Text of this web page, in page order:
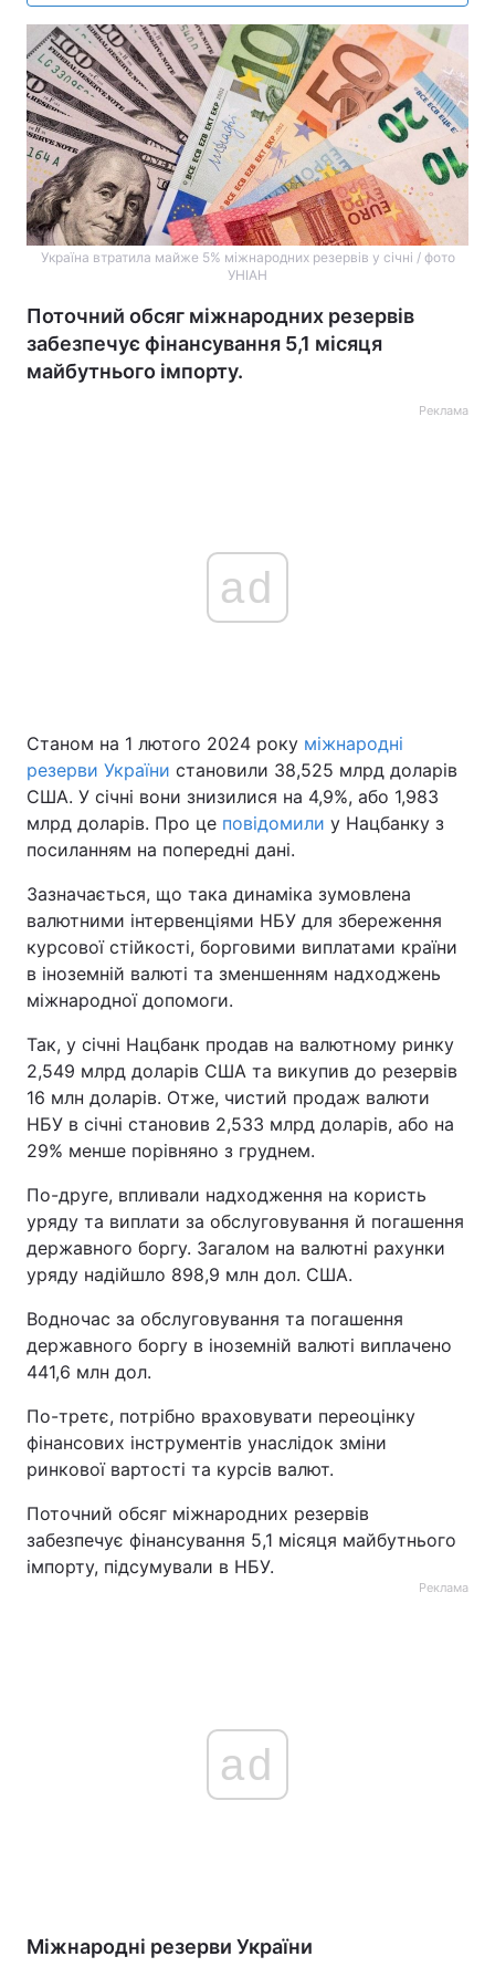
Україна втратила майже 5% міжнародних резервів у січні / фото
УНІАН
Поточний обсяг міжнародних резервів
забезпечує фінансування 5,1 місяця
майбутнього імпорту.
Реклама
ad
Станом на 1 лютого 2024 року міжнародні
резерви України становили 38,525 млрд доларів
США. У січні вони знизилися на 4,9%, або 1,983
млрд доларів. Про це повідомили у Нацбанку з
посиланням на попередні дані.
Зазначається, що така динаміка зумовлена
валютними інтервенціями НБУ для збереження
курсової стійкості, борговими виплатами країни
в іноземній валюті та зменшенням надходжень
міжнародної допомоги.
Так, у січні Нацбанк продав на валютному ринку
2,549 млрд доларів США та викупив до резервів
16 млн доларів. Отже, чистий продаж валюти
НБУ в січні становив 2,533 млрд доларів, або на
29% менше порівняно з груднем.
По-друге, впливали надходження на користь
уряду та виплати за обслуговування й погашення
державного боргу. Загалом на валютні рахунки
уряду надійшло 898,9 млн дол. США.
Водночас за обслуговування та погашення
державного боргу в іноземній валюті виплачено
441,6 млн дол.
По-третє, потрібно враховувати переоцінку
фінансових інструментів унаслідок зміни
ринкової вартості та курсів валют.
Поточний обсяг міжнародних резервів
забезпечує фінансування 5,1 місяця майбутнього
імпорту, підсумували в НБУ.
Реклама
ad
Міжнародні резерви України